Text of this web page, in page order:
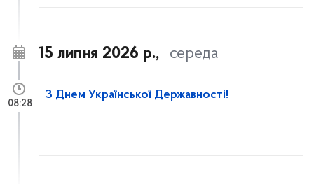
15 липня 2026 р., середа
З Днем Української Державності!
08:28